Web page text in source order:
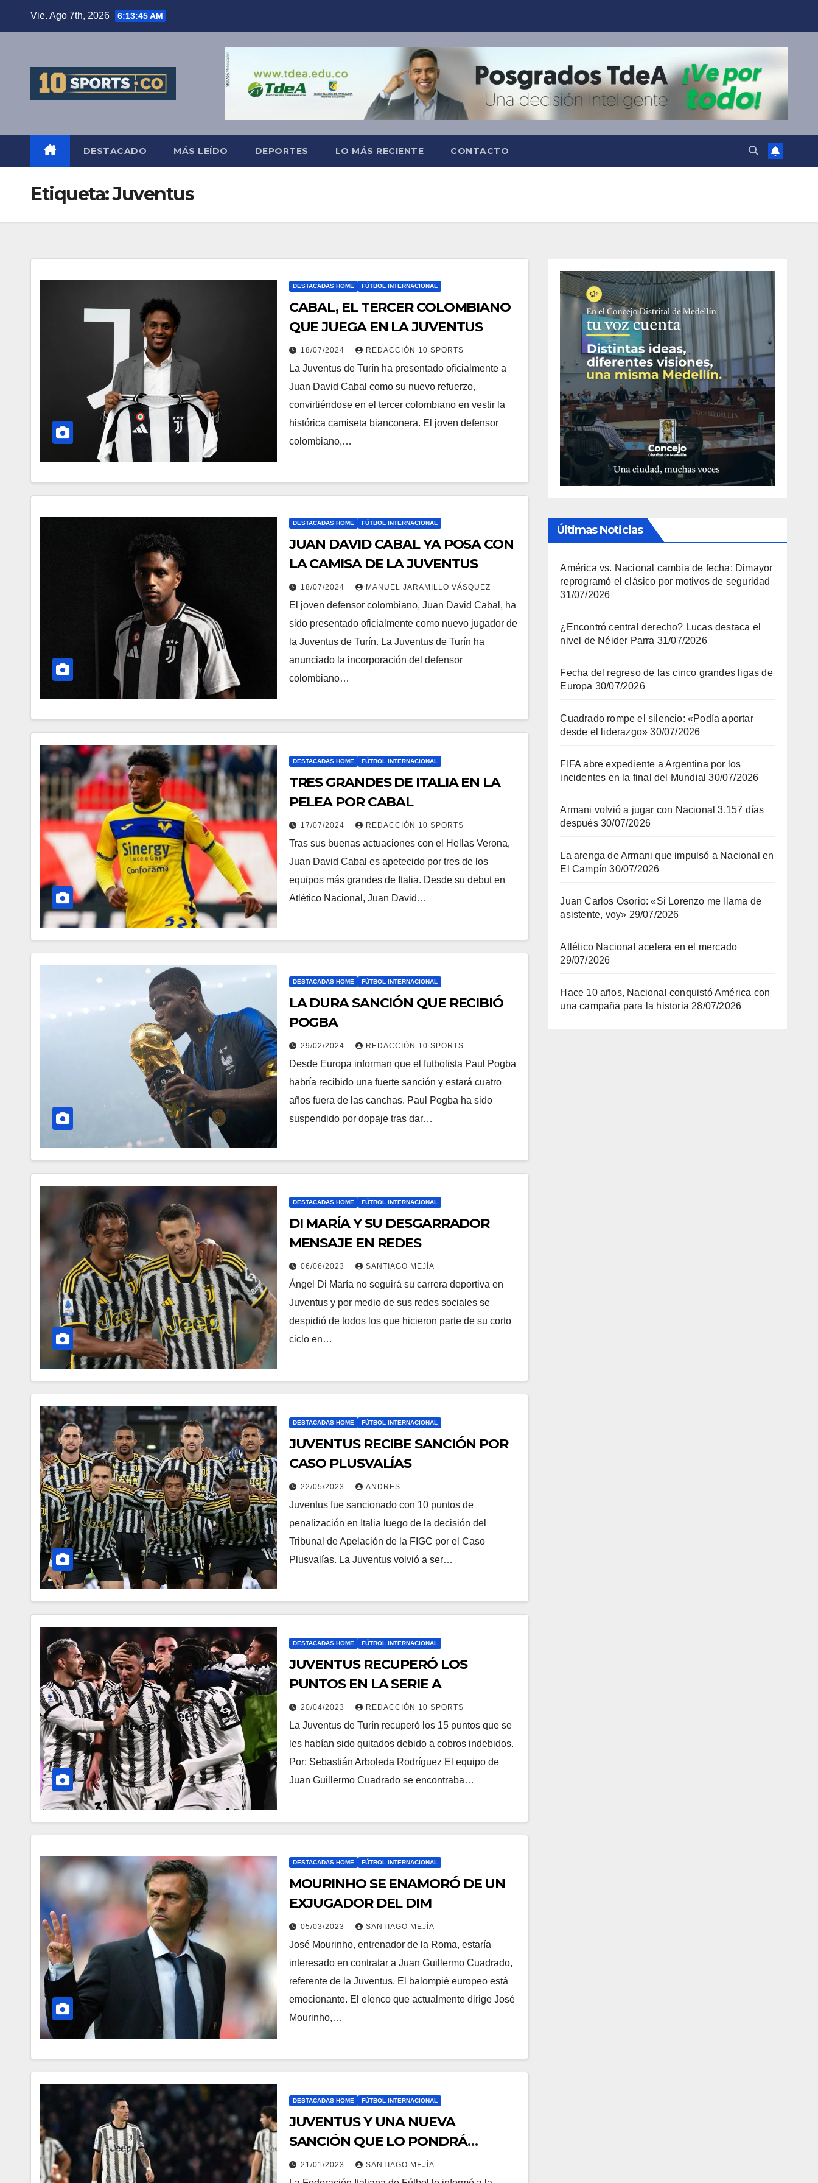
Vie. Ago 7th, 2026 6:13:46 AM
DESTACADO MÁS LEÍDO DEPORTES LO MÁS RECIENTE CONTACTO
Etiqueta:Juventus
DESTACADAS HOME FÚTBOL INTERNACIONAL
CABAL, EL TERCER COLOMBIANO
QUE JUEGA EN LA JUVENTUS
18/07/2024 REDACCIÓN 10 SPORTS
La Juventus de Turín ha presentado oficialmente a
Juan David Cabal como su nuevo refuerzo,
convirtiéndose en el tercer colombiano en vestir la
histórica camiseta bianconera. El joven defensor
colombiano,…
DESTACADAS HOME FÚTBOL INTERNACIONAL
JUAN DAVID CABAL YA POSA CON
LA CAMISA DE LA JUVENTUS
18/07/2024 MANUEL JARAMILLO VÁSQUEZ
El joven defensor colombiano, Juan David Cabal, ha
sido presentado oficialmente como nuevo jugador de
la Juventus de Turín. La Juventus de Turín ha
anunciado la incorporación del defensor
colombiano…
DESTACADAS HOME FÚTBOL INTERNACIONAL
TRES GRANDES DE ITALIA EN LA
PELEA POR CABAL
17/07/2024 REDACCIÓN 10 SPORTS
Tras sus buenas actuaciones con el Hellas Verona,
Juan David Cabal es apetecido por tres de los
equipos más grandes de Italia. Desde su debut en
Atlético Nacional, Juan David…
DESTACADAS HOME FÚTBOL INTERNACIONAL
LA DURA SANCIÓN QUE RECIBIÓ
POGBA
29/02/2024 REDACCIÓN 10 SPORTS
Desde Europa informan que el futbolista Paul Pogba
habría recibido una fuerte sanción y estará cuatro
años fuera de las canchas. Paul Pogba ha sido
suspendido por dopaje tras dar…
DESTACADAS HOME FÚTBOL INTERNACIONAL
DI MARÍA Y SU DESGARRADOR
MENSAJE EN REDES
06/06/2023 SANTIAGO MEJÍA
Ángel Di María no seguirá su carrera deportiva en
Juventus y por medio de sus redes sociales se
despidió de todos los que hicieron parte de su corto
ciclo en…
DESTACADAS HOME FÚTBOL INTERNACIONAL
JUVENTUS RECIBE SANCIÓN POR
CASO PLUSVALÍAS
22/05/2023 ANDRES
Juventus fue sancionado con 10 puntos de
penalización en Italia luego de la decisión del
Tribunal de Apelación de la FIGC por el Caso
Plusvalías. La Juventus volvió a ser…
DESTACADAS HOME FÚTBOL INTERNACIONAL
JUVENTUS RECUPERÓ LOS
PUNTOS EN LA SERIE A
20/04/2023 REDACCIÓN 10 SPORTS
La Juventus de Turín recuperó los 15 puntos que se
les habían sido quitados debido a cobros indebidos.
Por: Sebastián Arboleda Rodríguez El equipo de
Juan Guillermo Cuadrado se encontraba…
DESTACADAS HOME FÚTBOL INTERNACIONAL
MOURINHO SE ENAMORÓ DE UN
EXJUGADOR DEL DIM
05/03/2023 SANTIAGO MEJÍA
José Mourinho, entrenador de la Roma, estaría
interesado en contratar a Juan Guillermo Cuadrado,
referente de la Juventus. El balompié europeo está
emocionante. El elenco que actualmente dirige José
Mourinho,…
DESTACADAS HOME FÚTBOL INTERNACIONAL
JUVENTUS Y UNA NUEVA
SANCIÓN QUE LO PONDRÁ
CONTRA LA ESPADA Y LA PARED
21/01/2023 SANTIAGO MEJÍA
Últimas Noticias
América vs. Nacional cambia de fecha: Dimayor
reprogramó el clásico por motivos de seguridad
31/07/2026
¿Encontró central derecho? Lucas destaca el
nivel de Néider Parra 31/07/2026
Fecha del regreso de las cinco grandes ligas de
Europa 30/07/2026
Cuadrado rompe el silencio: «Podía aportar
desde el liderazgo» 30/07/2026
FIFA abre expediente a Argentina por los
incidentes en la final del Mundial 30/07/2026
Armani volvió a jugar con Nacional 3.157 días
después 30/07/2026
La arenga de Armani que impulsó a Nacional en
El Campín 30/07/2026
Juan Carlos Osorio: «Si Lorenzo me llama de
asistente, voy» 29/07/2026
Atlético Nacional acelera en el mercado
29/07/2026
Hace 10 años, Nacional conquistó América con
una campaña para la historia 28/07/2026